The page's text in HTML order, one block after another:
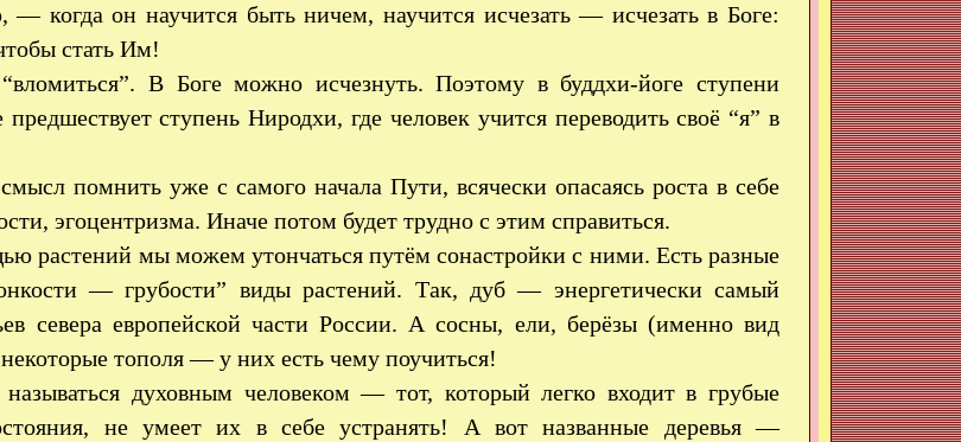
когда он научится быть ничем, научится исчезать — исчезать в Боге:
стать Им!
В Боге можно исчезнуть. Поэтому в буддхи-йоге ступени
ступень Ниродхи, где человек учится переводить своё “я” в
помнить уже с самого начала Пути, всячески опасаясь роста в себе
эгоцентризма. Иначе потом будет трудно с этим справиться.
растений мы можем утончаться путём сонастройки с ними. Есть разные
— грубости” виды растений. Так, дуб — энергетически самый
севера европейской части России. А сосны, ели, берёзы (именно вид
некоторые тополя — у них есть чему поучиться!
духовным человеком — тот, который легко входит в грубые
не умеет их в себе устранять! А вот названные деревья —